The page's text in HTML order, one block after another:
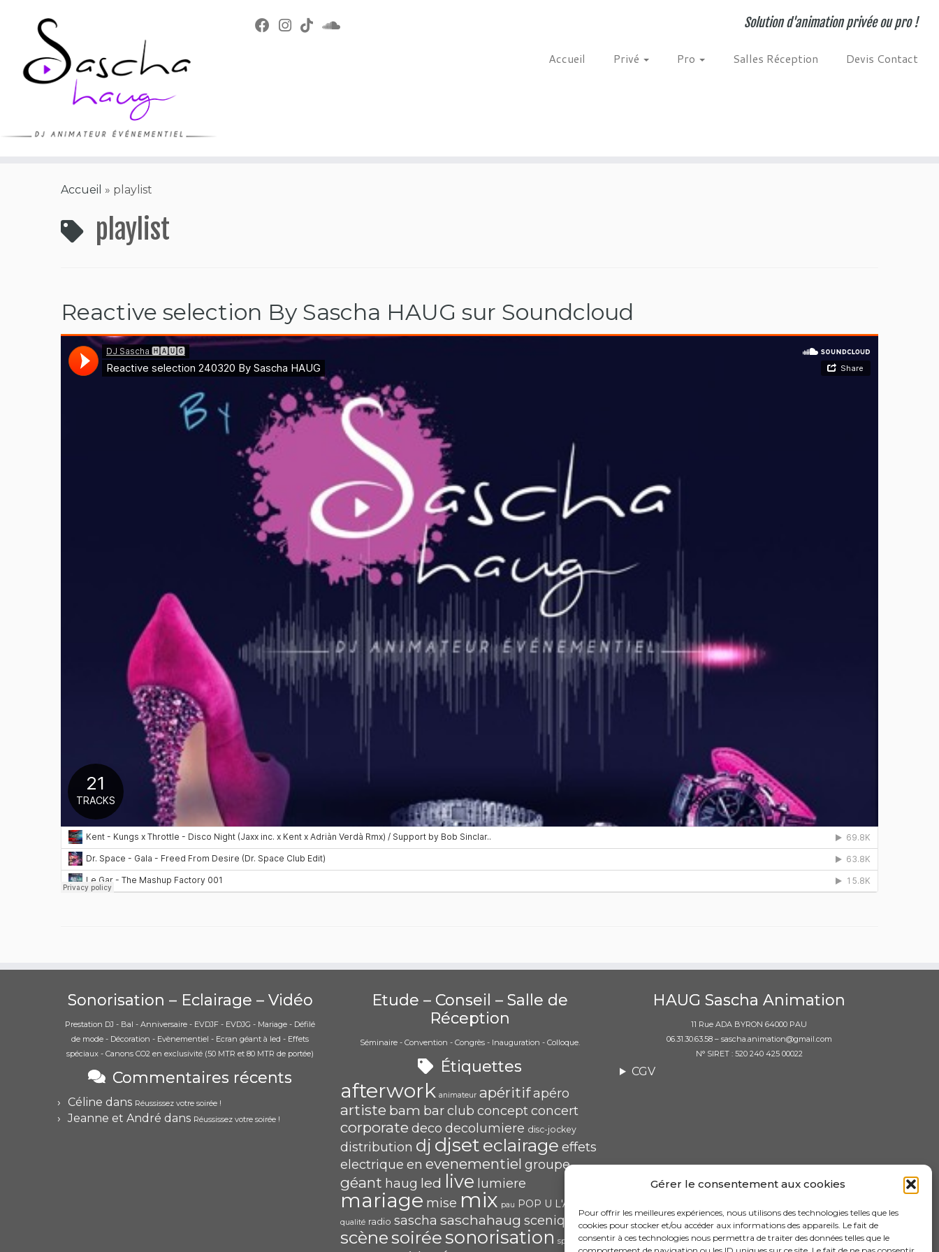
Gérer le consentement aux cookies
Pour offrir les meilleures expériences, nous utilisons des technologies telles que les
cookies pour stocker et/ou accéder aux informations des appareils. Le fait de
consentir à ces technologies nous permettra de traiter des données telles que le
content
Solution d'animation privée ou pro !
Accueil Privé Pro Salles Réception Devis Contact
Accueil » playlist
playlist
Reactive selection By Sascha HAUG sur Soundcloud
Sonorisation – Eclairage – Vidéo
Prestation DJ - Bal - Anniversaire - EVDJF - EVDJG - Mariage - Défilé
de mode - Décoration - Evènementiel - Ecran géant à led - Effets
spéciaux - Canons CO2 en exclusivité (50 MTR et 80 MTR de portée)
Commentaires récents
Céline dans Réussissez votre soirée !
Jeanne et André dans Réussissez votre soirée !
Etude – Conseil – Salle de
Réception
Séminaire - Convention - Congrès - Inauguration - Colloque.
Étiquettes
afterwork animateur apéritifapéro
artiste bam barclub conceptconcert
corporate deco decolumiere disc-jockey
distribution dj djset eclairage effets
electrique en evenementiel groupe
géant haug led live lumiere
mariage mise mix pau POP U L'AIR
qualité radio sascha saschahaug scenique
scènesoiréesonorisation spécialiste
HAUG Sascha Animation
11 Rue ADA BYRON 64000 PAU
06.31.30.63.58 – sascha.animation@gmail.com
N° SIRET : 520 240 425 00022
CGV